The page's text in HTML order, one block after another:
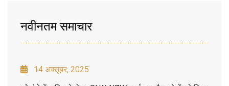
नवीनतम समाचार
14 अक्तूबर, 2025